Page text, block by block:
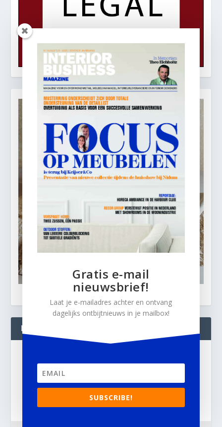
Gratis
e-mail nieuwsbrief!
Laat je e-mailadres achter en ontvang dagelijks
ontbijtnieuws in je mailbox.
Gratis e-mail
nieuwsbrief!
Laat je e-mailadres achter en ontvang
dagelijks ontbijtnieuws in je mailbox!
SUBSCRIBE!